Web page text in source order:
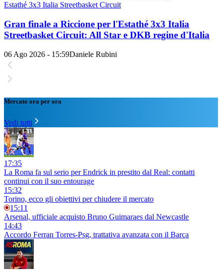
Estathé 3x3 Italia Streetbasket Circuit
Gran finale a Riccione per l'Estathé 3x3 Italia
Streetbasket Circuit: All Star e DKB regine d'Italia
06 Ago 2026 - 15:59Daniele Rubini
Mercato ora per ora
Vedi tutti
17:35
La Roma fa sul serio per Endrick in prestito dal Real: contatti
continui con il suo entourage
15:32
Torino, ecco gli obiettivi per chiudere il mercato
15:11
Arsenal, ufficiale acquisto Bruno Guimaraes dal Newcastle
14:43
Accordo Ferran Torres-Psg, trattativa avanzata con il Barça